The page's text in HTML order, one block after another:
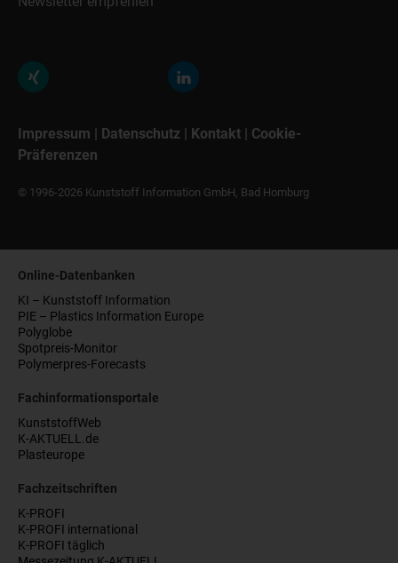
Impressum | Datenschutz | Kontakt | Cookie-
Präferenzen
© 1996-2026 Kunststoff Information GmbH, Bad Homburg
Online-Datenbanken
KI – Kunststoff Information
PIE – Plastics Information Europe
Polyglobe
Spotpreis-Monitor
Polymerpres-Forecasts
Fachinformationsportale
KunststoffWeb
K-AKTUELL.de
Plasteurope
Fachzeitschriften
K-PROFI
K-PROFI international
K-PROFI täglich